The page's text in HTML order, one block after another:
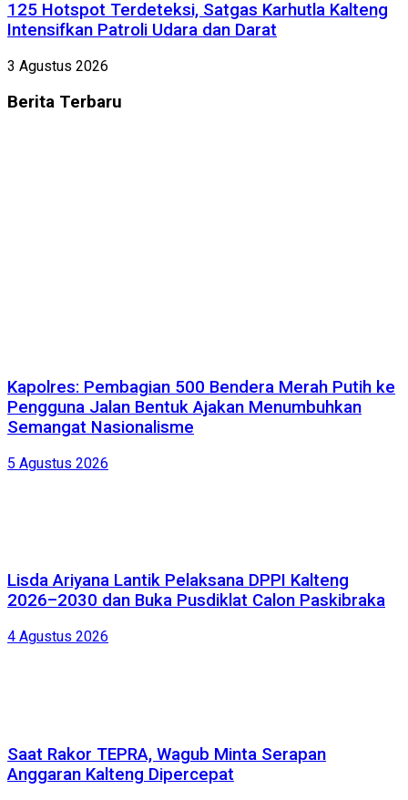
125 Hotspot Terdeteksi, Satgas Karhutla Kalteng
Intensifkan Patroli Udara dan Darat
3 Agustus 2026
Berita Terbaru
Kapolres: Pembagian 500 Bendera Merah Putih ke
Pengguna Jalan Bentuk Ajakan Menumbuhkan
Semangat Nasionalisme
5 Agustus 2026
Lisda Ariyana Lantik Pelaksana DPPI Kalteng
2026–2030 dan Buka Pusdiklat Calon Paskibraka
4 Agustus 2026
Saat Rakor TEPRA, Wagub Minta Serapan
Anggaran Kalteng Dipercepat